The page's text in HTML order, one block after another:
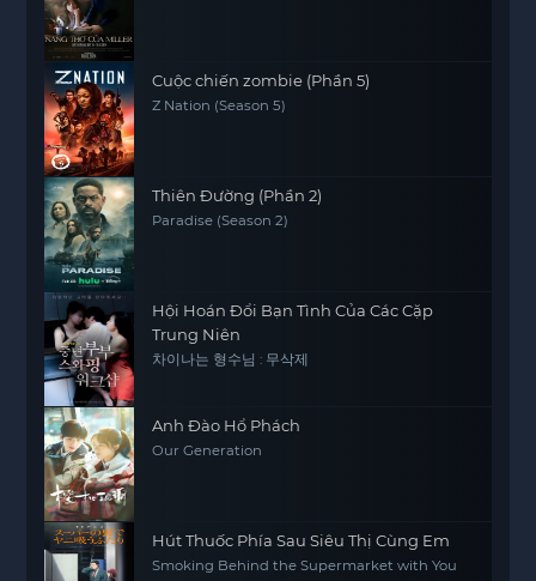
Cuộc chiến zombie (Phần 5)
Z Nation (Season 5)
Thiên Đường (Phần 2)
Paradise (Season 2)
Hội Hoán Đổi Bạn Tình Của Các Cặp
Trung Niên
차이나는 형수님 : 무삭제
Anh Đào Hổ Phách
Our Generation
Hút Thuốc Phía Sau Siêu Thị Cùng Em
Smoking Behind the Supermarket with You